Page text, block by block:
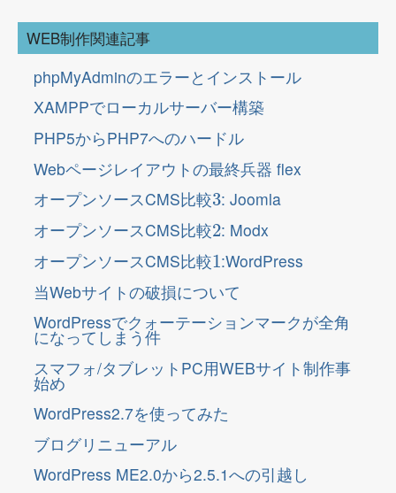
WEB制作関連記事
phpMyAdminのエラーとインストール
XAMPPでローカルサーバー構築
PHP5からPHP7へのハードル
Webページレイアウトの最終兵器 flex
オープンソースCMS比較
3
: Joomla
オープンソースCMS比較 : Modx
オープンソースCMS比較 :WordPress
当Webサイトの破損について
WordPressでクォーテーションマークが全角
になってしまう件
スマフォ/タブレットPC用WEBサイト制作事
始め
WordPress2.7を使ってみた
ブログリニューアル
WordPress ME2.0から2.5.1への引越し